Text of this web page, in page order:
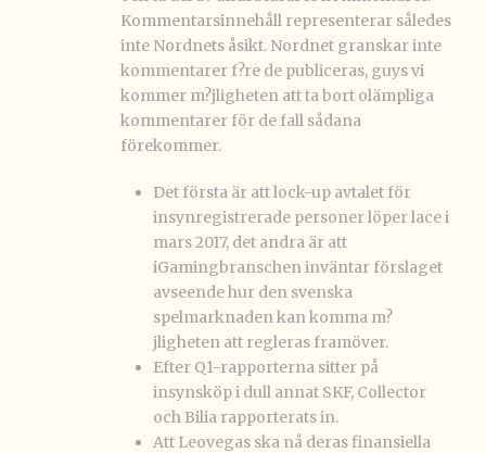
Kommentarsinnehåll representerar således
inte Nordnets åsikt. Nordnet granskar inte
kommentarer f?re de publiceras, guys vi
kommer m?jligheten att ta bort olämpliga
kommentarer för de fall sådana
förekommer.
Det första är att lock-up avtalet för
insynregistrerade personer löper lace i
mars 2017, det andra är att
iGamingbranschen inväntar förslaget
avseende hur den svenska
spelmarknaden kan komma m?
jligheten att regleras framöver.
Efter Q1-rapporterna sitter på
insynsköp i dull annat SKF, Collector
och Bilia rapporterats in.
Att Leovegas ska nå deras finansiella